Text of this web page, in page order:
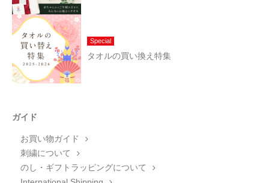
Special
タオルの買い換え特集
ガイド
お買い物ガイド
刺繍について
のし・ギフトラッピングについて